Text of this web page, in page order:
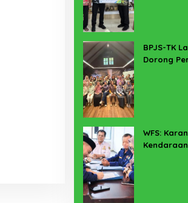
BPJS-TK
Dorong
WFS: